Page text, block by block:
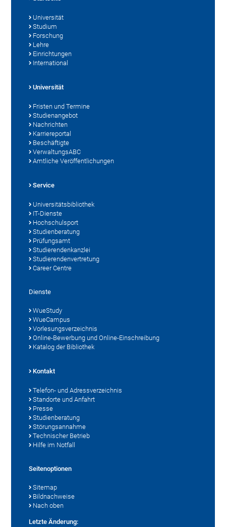
Universität
Studium
Forschung
Lehre
Einrichtungen
International
Universität
Fristen und Termine
Studienangebot
Nachrichten
Karriereportal
Beschäftigte
VerwaltungsABC
Amtliche Veröffentlichungen
Service
Universitätsbibliothek
IT-Dienste
Hochschulsport
Studienberatung
Prüfungsamt
Studierendenkanzlei
Studierendenvertretung
Career Centre
Dienste
WueStudy
WueCampus
Vorlesungsverzeichnis
Online-Bewerbung und Online-Einschreibung
Katalog der Bibliothek
Kontakt
Telefon- und Adressverzeichnis
Standorte und Anfahrt
Presse
Studienberatung
Störungsannahme
Technischer Betrieb
Hilfe im Notfall
Seitenoptionen
Sitemap
Bildnachweise
Nach oben
Letzte Änderung: